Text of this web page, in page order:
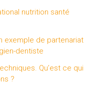
nutrition santé
exemple de partenariat
dentiste
Qu’est ce qui
?